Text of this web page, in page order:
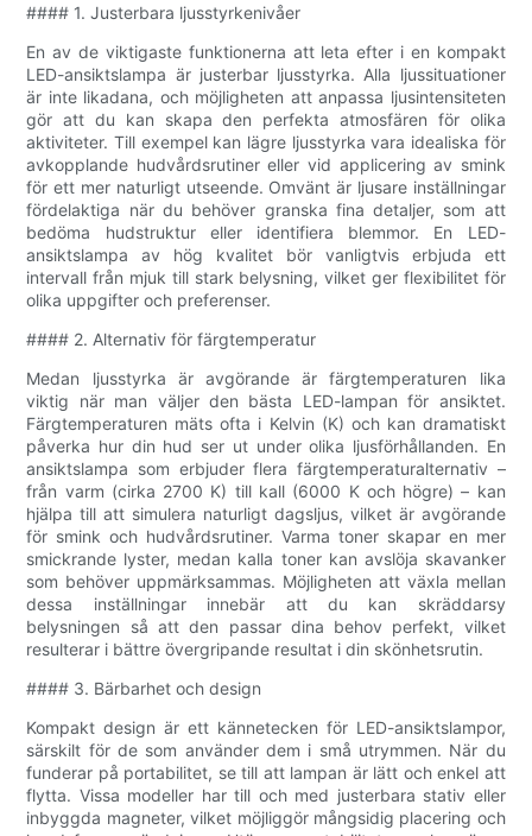
#### 1. Justerbara ljusstyrkenivåer
En av de viktigaste funktionerna att leta efter i en kompakt
LED-ansiktslampa är justerbar ljusstyrka. Alla ljussituationer
är inte likadana, och möjligheten att anpassa ljusintensiteten
gör att du kan skapa den perfekta atmosfären för olika
aktiviteter. Till exempel kan lägre ljusstyrka vara idealiska för
avkopplande hudvårdsrutiner eller vid applicering av smink
för ett mer naturligt utseende. Omvänt är ljusare inställningar
fördelaktiga när du behöver granska fina detaljer, som att
bedöma hudstruktur eller identifiera blemmor. En LED-
ansiktslampa av hög kvalitet bör vanligtvis erbjuda ett
intervall från mjuk till stark belysning, vilket ger flexibilitet för
olika uppgifter och preferenser.
#### 2. Alternativ för färgtemperatur
Medan ljusstyrka är avgörande är färgtemperaturen lika
viktig när man väljer den bästa LED-lampan för ansiktet.
Färgtemperaturen mäts ofta i Kelvin (K) och kan dramatiskt
påverka hur din hud ser ut under olika ljusförhållanden. En
ansiktslampa som erbjuder flera färgtemperaturalternativ –
från varm (cirka 2700 K) till kall (6000 K och högre) – kan
hjälpa till att simulera naturligt dagsljus, vilket är avgörande
för smink och hudvårdsrutiner. Varma toner skapar en mer
smickrande lyster, medan kalla toner kan avslöja skavanker
som behöver uppmärksammas. Möjligheten att växla mellan
dessa inställningar innebär att du kan skräddarsy
belysningen så att den passar dina behov perfekt, vilket
resulterar i bättre övergripande resultat i din skönhetsrutin.
#### 3. Bärbarhet och design
Kompakt design är ett kännetecken för LED-ansiktslampor,
särskilt för de som använder dem i små utrymmen. När du
funderar på portabilitet, se till att lampan är lätt och enkel att
flytta. Vissa modeller har till och med justerbara stativ eller
inbyggda magneter, vilket möjliggör mångsidig placering och